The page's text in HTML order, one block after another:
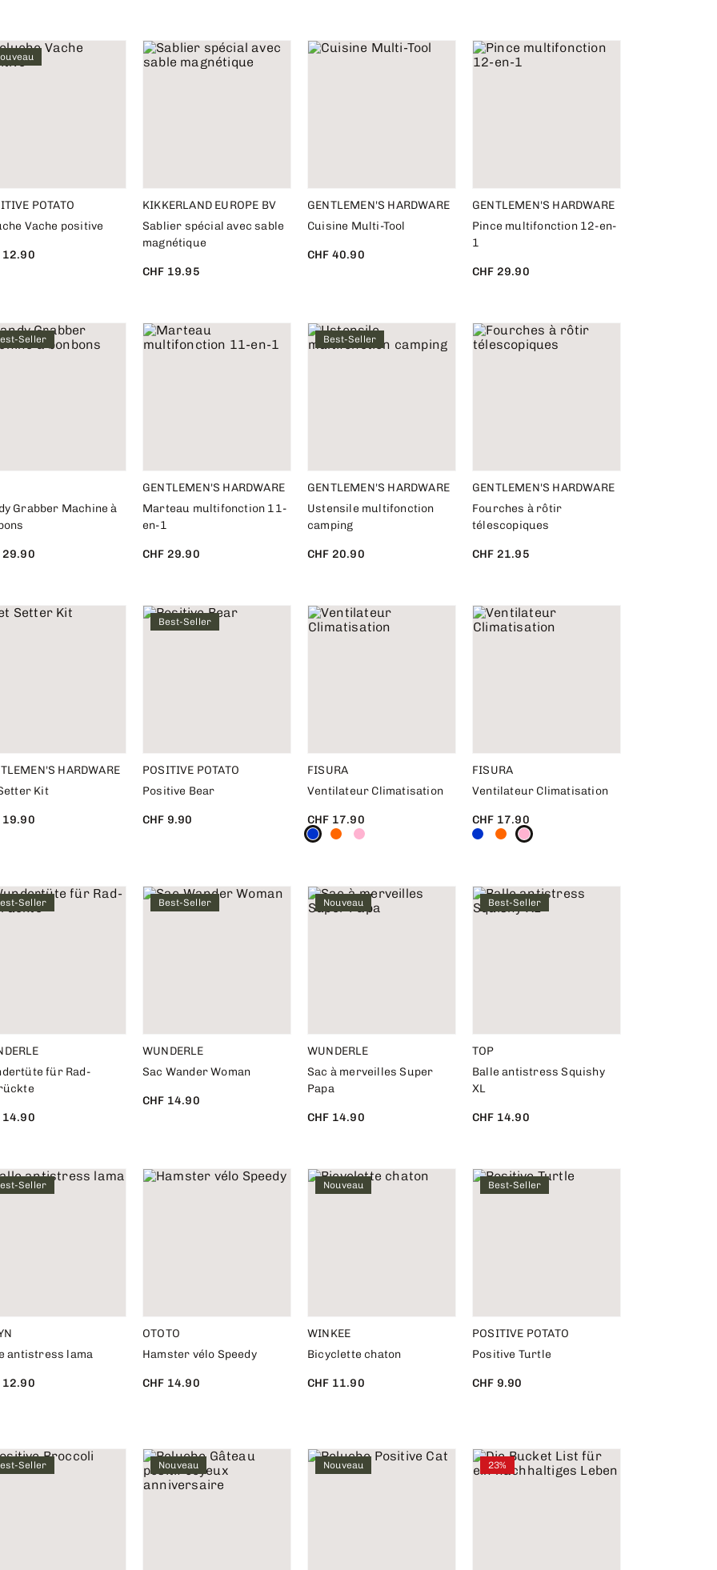
POTATO
Vache positive
12.90
KIKKERLAND EUROPE BV
Sablier spécial avec sable
magnétique
CHF 19.95
GENTLEMEN'S HARDWARE
Cuisine Multi-Tool
CHF 40.90
GENTLEMEN'S HARDWARE
Pince multifonction 12-en-
1
CHF 29.90
Seller
Grabber Machine à
29.90
GENTLEMEN'S HARDWARE
Marteau multifonction 11-
en-1
CHF 29.90
Best-Seller
GENTLEMEN'S HARDWARE
Ustensile multifonction
camping
CHF 20.90
GENTLEMEN'S HARDWARE
Fourches à rôtir
télescopiques
CHF 21.95
HARDWARE
Kit
19.90
Best-Seller
POSITIVE POTATO
Positive Bear
CHF 9.90
FISURA
Ventilateur Climatisation
CHF 17.90
FISURA
Ventilateur Climatisation
CHF 17.90
Seller
für Rad-
14.90
Best-Seller
WUNDERLE
Sac Wander Woman
CHF 14.90
Nouveau
WUNDERLE
Sac à merveilles Super
Papa
CHF 14.90
Best-Seller
TOP
Balle antistress Squishy
XL
CHF 14.90
Seller
antistress lama
12.90
OTOTO
Hamster vélo Speedy
CHF 14.90
Nouveau
WINKEE
Bicyclette chaton
CHF 11.90
Best-Seller
POSITIVE POTATO
Positive Turtle
CHF 9.90
Seller Nouveau Nouveau 23%